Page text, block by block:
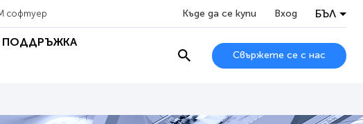
софтуер Къде да се купи Вход БЪЛ
ПОДДРЪЖКА
Свържете се с нас